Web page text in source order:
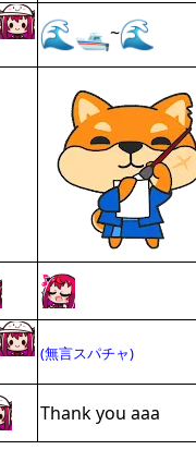
~
(無言スパチャ)
Thank you aaa